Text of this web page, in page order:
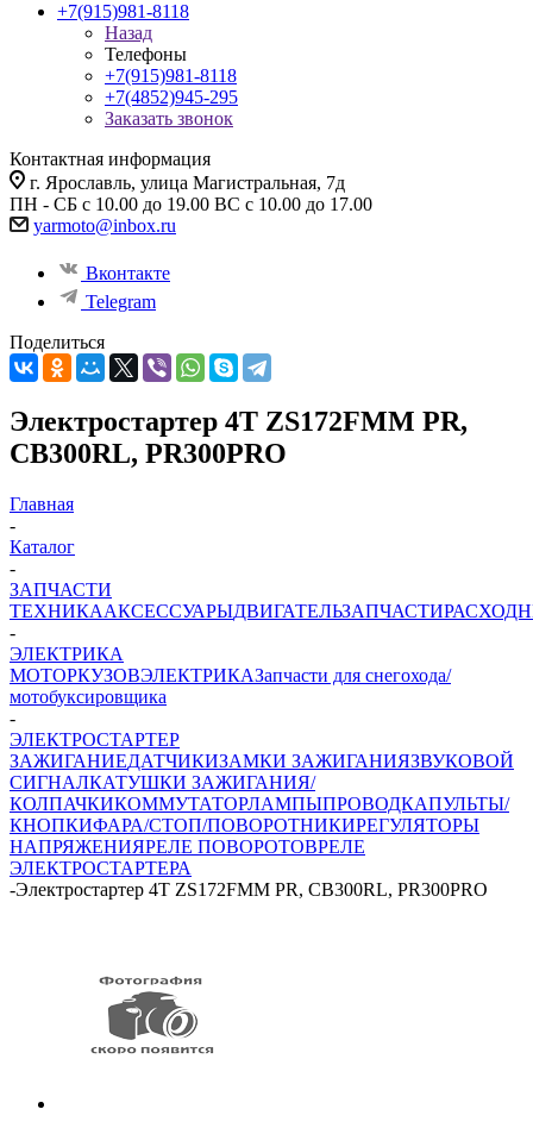
+7(915)981-8118
Назад
Телефоны
+7(915)981-8118
+7(4852)945-295
Заказать звонок
Контактная информация
г. Ярославль, улица Магистральная, 7д
ПН - СБ с 10.00 до 19.00 ВС с 10.00 до 17.00
yarmoto@inbox.ru
Вконтакте
Telegram
Поделиться
Электростартер 4Т ZS172FMM PR,
CB300RL, PR300PRO
Главная
-
Каталог
-
ЗАПЧАСТИ
ТЕХНИКААКСЕССУАРЫДВИГАТЕЛЬЗАПЧАСТИ
-
ЭЛЕКТРИКА
МОТОРКУЗОВЭЛЕКТРИКАЗапчасти для снегохода/
мотобуксировщика
-
ЭЛЕКТРОСТАРТЕР
ЗАЖИГАНИЕДАТЧИКИЗАМКИ ЗАЖИГАНИЯЗВУКОВОЙ
СИГНАЛКАТУШКИ ЗАЖИГАНИЯ/
КОЛПАЧКИКОММУТАТОРЛАМПЫПРОВОДКАПУЛЬТЫ/
КНОПКИФАРА/СТОП/ПОВОРОТНИКИРЕГУЛЯТОРЫ
НАПРЯЖЕНИЯРЕЛЕ ПОВОРОТОВРЕЛЕ
ЭЛЕКТРОСТАРТЕРА
-Электростартер 4Т ZS172FMM PR, CB300RL, PR300PRO